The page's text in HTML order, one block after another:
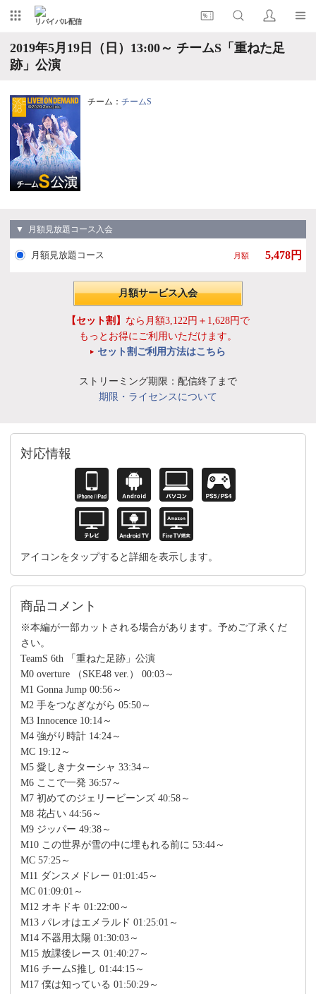
リバイバル配信
2019年5月19日（日）13:00～ チームS「重ねた足
跡」公演
チーム： チームS
▼ 月額見放題コース入会
月額見放題コース 月額 5,478円
月額サービス入会
【セット割】 なら月額3,122円＋1,628円で
もっとお得にご利用いただけます。
セット割ご利用方法はこちら
ストリーミング期限：配信終了まで
期限・ライセンスについて
対応情報
アイコンをタップすると詳細を表示します。
商品コメント
※本編が一部カットされる場合があります。予めご了承くだ
さい。
TeamS 6th 「重ねた足跡」公演
M0 overture （SKE48 ver.） 00:03～
M1 Gonna Jump 00:56～
M2 手をつなぎながら 05:50～
M3 Innocence 10:14～
M4 強がり時計 14:24～
MC 19:12～
M5 愛しきナターシャ 33:34～
M6 ここで一発 36:57～
M7 初めてのジェリービーンズ 40:58～
M8 花占い 44:56～
M9 ジッパー 49:38～
M10 この世界が雪の中に埋もれる前に 53:44～
MC 57:25～
M11 ダンスメドレー 01:01:45～
MC 01:09:01～
M12 オキドキ 01:22:00～
M13 パレオはエメラルド 01:25:01～
M14 不器用太陽 01:30:03～
M15 放課後レース 01:40:27～
M16 チームS推し 01:44:15～
M17 僕は知っている 01:50:29～